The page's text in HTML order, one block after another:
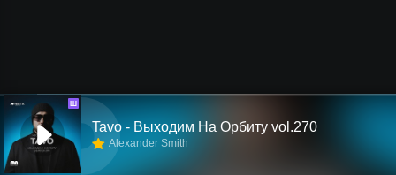
Ш
Tavo - Выходим На Орбиту vol.270
Alexander Smith